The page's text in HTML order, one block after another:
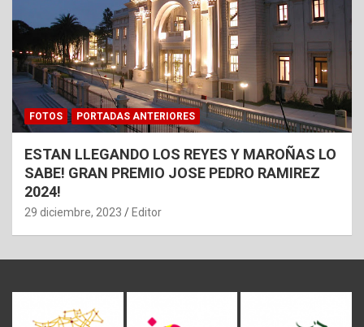
FOTOS PORTADAS ANTERIORES
ESTAN LLEGANDO LOS REYES Y MAROÑAS LO
SABE! GRAN PREMIO JOSE PEDRO RAMIREZ
2024!
29 diciembre, 2023 Editor